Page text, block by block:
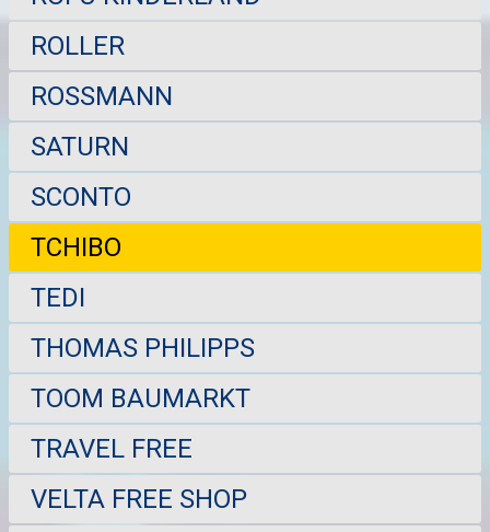
ROLLER
ROSSMANN
SATURN
SCONTO
TCHIBO
TEDI
THOMAS PHILIPPS
TOOM BAUMARKT
TRAVEL FREE
VELTA FREE SHOP